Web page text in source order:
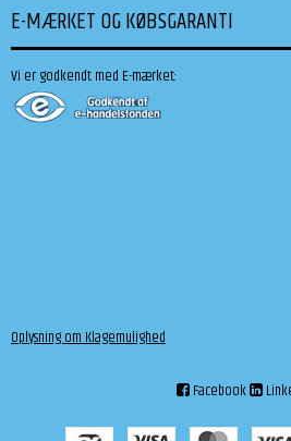
E-MÆRKET OG KØBSGARANTI
Vi er godkendt med E-mærket:
Oplysning om Klagemulighed
Facebook